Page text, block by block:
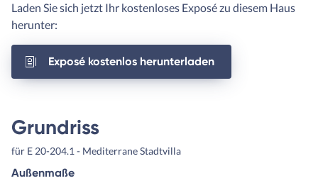
Laden Sie sich jetzt Ihr kostenloses Exposé zu diesem Haus
herunter:
Exposé kostenlos herunterladen
Grundriss
für E 20-204.1 - Mediterrane Stadtvilla
Außenmaße